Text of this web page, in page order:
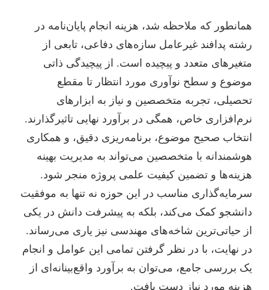
همانطور که ملاحظه شد، هزینه انجام پایان‌نامه در
رشته پدافند غیرعامل سازه‌های دفاعی، تابعی از
متغیرهای متعدد و پیچیده است. از پیچیدگی ذاتی
موضوع و سطح نوآوری مورد انتظار تا مقطع
تحصیلی، تجربه متخصصین و نیاز به ابزارهای
نرم‌افزاری خاص، همگی در برآورد نهایی تاثیرگذارند.
انتخاب صحیح موضوع، برنامه‌ریزی دقیق، و همکاری
هوشمندانه با متخصصین می‌تواند به مدیریت بهینه
هزینه‌ها و تضمین کیفیت علمی پروژه منجر شود.
سرمایه‌گذاری مناسب در این حوزه نه تنها به موفقیت
دانشجو کمک می‌کند، بلکه به پیشرفت دانش در یکی
از حیاتی‌ترین شاخه‌های مهندسی نیز یاری می‌رساند.
در نهایت، با در نظر گرفتن تمامی این عوامل و انجام
یک بررسی جامع، می‌توان به برآورد واقع‌بینانه‌ای از
هزینه مورد نیاز دست یافت.